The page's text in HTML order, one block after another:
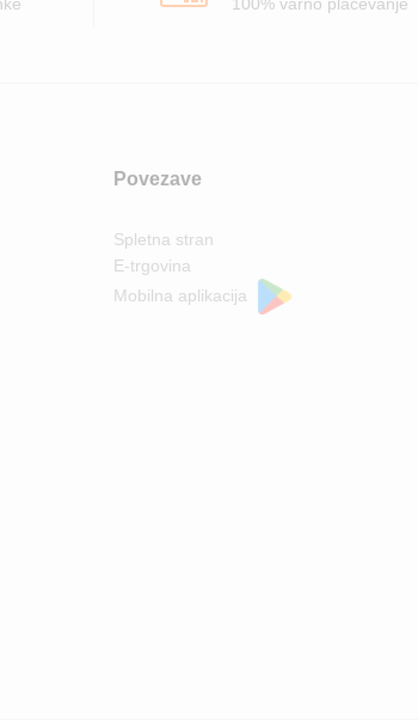
Povezave
Spletna stran
E-trgovina
Mobilna aplikacija